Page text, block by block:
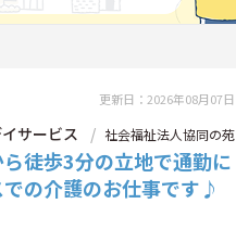
更新日：2026年08月07日
サービス 社会福祉法人協同の苑
ら徒歩3分の立地で通勤に
の介護のお仕事です♪